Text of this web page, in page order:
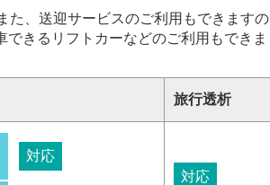
た、送迎サービスのご利用もできますの
きるリフトカーなどのご利用もできま
旅行透析
対応
対応